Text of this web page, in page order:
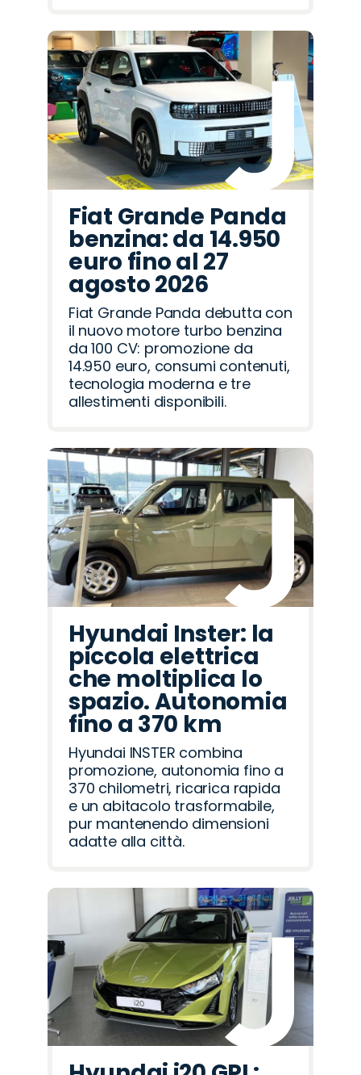
Fiat Grande Panda
benzina: da 14.950
euro fino al 27
agosto 2026
Fiat Grande Panda debutta con
il nuovo motore turbo benzina
da 100 CV: promozione da
14.950 euro, consumi contenuti,
tecnologia moderna e tre
allestimenti disponibili.
Hyundai Inster: la
piccola elettrica
che moltiplica lo
spazio. Autonomia
fino a 370 km
Hyundai INSTER combina
promozione, autonomia fino a
370 chilometri, ricarica rapida
e un abitacolo trasformabile,
pur mantenendo dimensioni
adatte alla città.